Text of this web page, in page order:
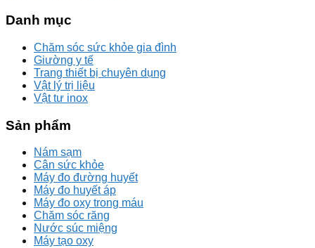
Danh mục
Chăm sóc sức khỏe gia đình
Giường y tế
Trang thiết bị chuyên dụng
Vật lý trị liệu
Vật tư inox
Sản phẩm
Nám sạm
Cân sức khỏe
Máy đo đường huyết
Máy đo huyết áp
Máy đo oxy trong máu
Chăm sóc răng
Nước súc miệng
Máy tạo oxy